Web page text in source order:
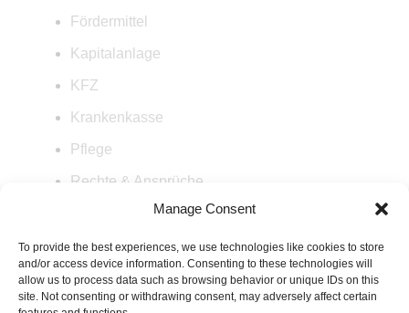
Manage Consent
To provide the best experiences, we use technologies like cookies to store
and/or access device information. Consenting to these technologies will
allow us to process data such as browsing behavior or unique IDs on this
site. Not consenting or withdrawing consent, may adversely affect certain
Fördermittel
Kapitalanlage
KFZ
Krankenkasse
Pflege
Rechte & Ansprüche
Steuern
Versicherung
Wohnen